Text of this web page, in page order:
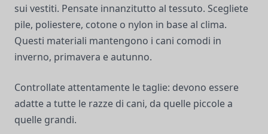
sui vestiti. Pensate innanzitutto al tessuto. Scegliete
pile, poliestere, cotone o nylon in base al clima.
Questi materiali mantengono i cani comodi in
inverno, primavera e autunno.
Controllate attentamente le taglie: devono essere
adatte a tutte le razze di cani, da quelle piccole a
quelle grandi.